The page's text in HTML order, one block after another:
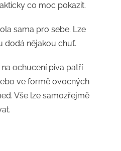
co moc pokazit.
sama pro sebe. Lze
dodá nějakou chuť.
ochucení piva patří
ve formě ovocných
Vše lze samozřejmě